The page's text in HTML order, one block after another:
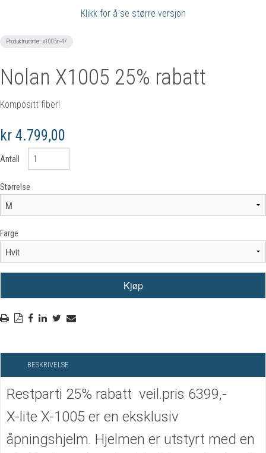
Klikk for å se større versjon
Produktnummer:x1005n-47
Nolan X1005 25% rabatt
Kompositt fiber!
kr 4.799,00
Antall
Størrelse
Farge
BESKRIVELSE
Restparti 25% rabatt veil.pris 6399,-
X-lite X-1005 er en eksklusiv
åpningshjelm. Hjelmen er utstyrt med en